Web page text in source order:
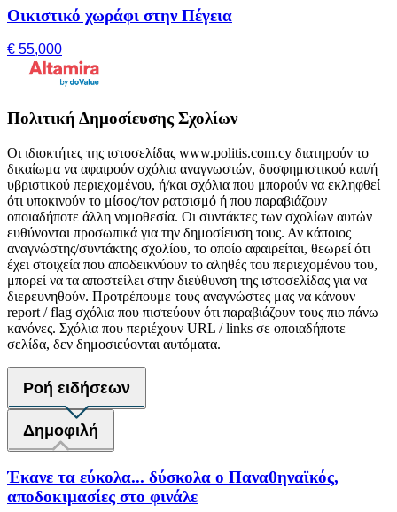
Οικιστικό χωράφι στην Πέγεια
€ 55,000
Πολιτική Δημοσίευσης Σχολίων
Οι ιδιοκτήτες της ιστοσελίδας www.politis.com.cy διατηρούν το
δικαίωμα να αφαιρούν σχόλια αναγνωστών, δυσφημιστικού και/ή
υβριστικού περιεχομένου, ή/και σχόλια που μπορούν να εκληφθεί
ότι υποκινούν το μίσος/τον ρατσισμό ή που παραβιάζουν
οποιαδήποτε άλλη νομοθεσία. Οι συντάκτες των σχολίων αυτών
ευθύνονται προσωπικά για την δημοσίευση τους. Αν κάποιος
αναγνώστης/συντάκτης σχολίου, το οποίο αφαιρείται, θεωρεί ότι
έχει στοιχεία που αποδεικνύουν το αληθές του περιεχομένου του,
μπορεί να τα αποστείλει στην διεύθυνση της ιστοσελίδας για να
διερευνηθούν. Προτρέπουμε τους αναγνώστες μας να κάνουν
report / flag σχόλια που πιστεύουν ότι παραβιάζουν τους πιο πάνω
κανόνες. Σχόλια που περιέχουν URL / links σε οποιαδήποτε
σελίδα, δεν δημοσιεύονται αυτόματα.
Ροή ειδήσεων
Δημοφιλή
Έκανε τα εύκολα... δύσκολα ο Παναθηναϊκός,
αποδοκιμασίες στο φινάλε